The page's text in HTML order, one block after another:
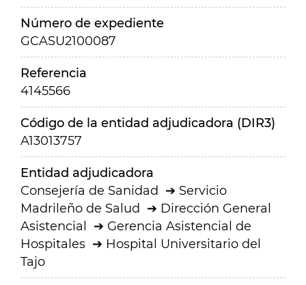
Número de expediente
GCASU2100087
Referencia
4145566
Código de la entidad adjudicadora (DIR3)
A13013757
Entidad adjudicadora
Consejería de Sanidad
Servicio
Madrileño de Salud
Dirección General
Asistencial
Gerencia Asistencial de
Hospitales
Hospital Universitario del
Tajo